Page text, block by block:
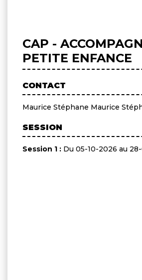
CAP -
PETITE ENFANCE
CONTACT
Maurice Stéphane Maurice
SESSION
Session 1 : Du 05-10-2026 au